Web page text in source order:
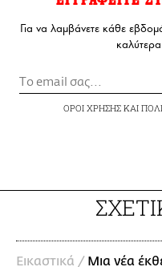
Για να λαμβάνετε κάθε
ΟΡΟΙ ΧΡΗΣΗΣΚΑΙ
Εικαστικά / Μια νέα